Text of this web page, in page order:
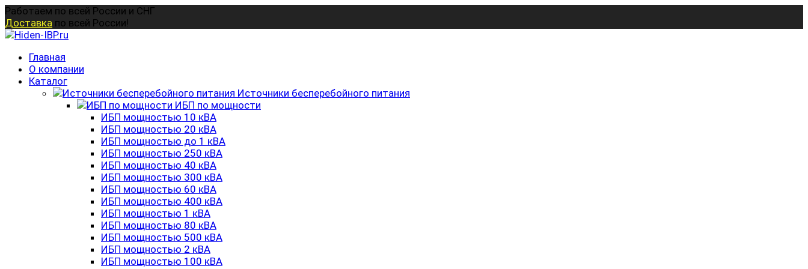
Перейти
к
содержанию
Работаем по всей России и СНГ
Доставка по всей России!
Главная
О компании
Каталог
Источники бесперебойного питания
ИБП по мощности
ИБП мощностью 10 кВА
ИБП мощностью 20 кВА
ИБП мощностью до 1 кВА
ИБП мощностью 250 кВА
ИБП мощностью 40 кВА
ИБП мощностью 300 кВА
ИБП мощностью 60 кВА
ИБП мощностью 400 кВА
ИБП мощностью 1 кВА
ИБП мощностью 80 кВА
ИБП мощностью 500 кВА
ИБП мощностью 2 кВА
ИБП мощностью 100 кВА